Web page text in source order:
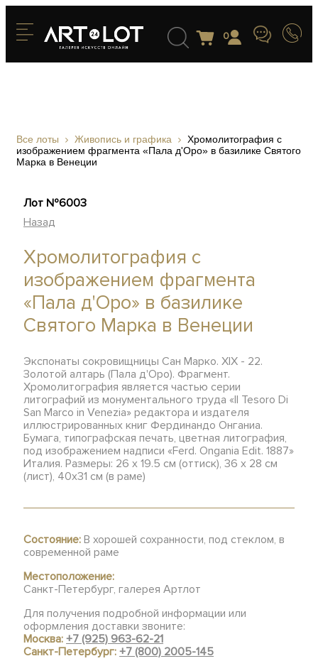
0
Все лоты Живопись и графика
Хромолитография с
изображением фрагмента «Пала д'Оро» в базилике Святого
Марка в Венеции
Лот №6003
Назад
Хромолитография с
изображением фрагмента
«Пала д'Оро» в базилике
Святого Марка в Венеции
Экспонаты сокровищницы Сан Марко. XIX - 22.
Золотой алтарь (Пала д'Оро). Фрагмент.
Хромолитография является частью серии
литографий из монументального труда «Il Tesoro Di
San Marco in Venezia» редактора и издателя
иллюстрированных книг Фердинандо Онганиа.
Бумага, типографская печать, цветная литография,
под изображением надписи «Ferd. Ongania Edit. 1887»
Италия. Размеры: 26 х 19.5 см (оттиск), 36 х 28 см
(лист), 40х31 см (в раме)
Состояние: В хорошей сохранности, под стеклом, в
современной раме
Местоположение:
Санкт-Петербург, галерея Артлот
Для получения подробной информации или
оформления доставки звоните:
Москва:+7 (925) 963-62-21
Санкт-Петербург:+7 (800) 2005-145